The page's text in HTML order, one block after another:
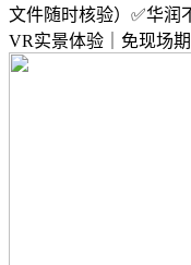
文件随时核验）✅华润
VR实景体验｜免现场